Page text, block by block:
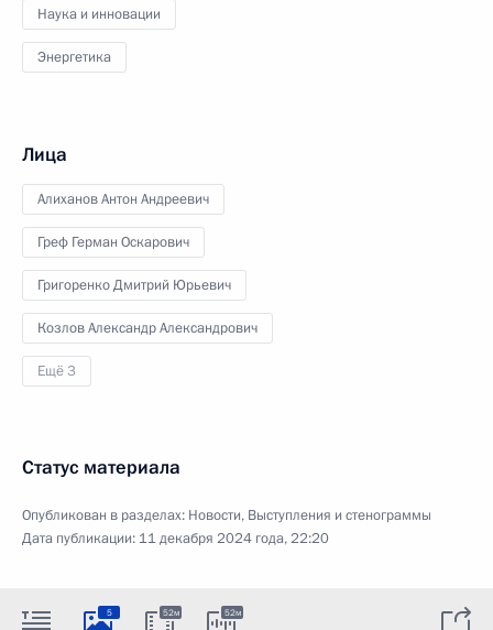
Наука и инновации
Энергетика
Лица
Алиханов Антон Андреевич
Греф Герман Оскарович
Григоренко Дмитрий Юрьевич
Козлов Александр Александрович
Ещё 3
Статус материала
Опубликован в разделах: Новости, Выступления и стенограммы
Дата публикации: 11 декабря 2024 года, 22:20
5 52м 52м